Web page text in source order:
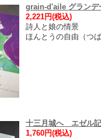
grain-d'aile グランデ
2,221円(税込)
詩人と娘の情景
ほんとうの自由（つ
十三月城へ エゼル記
1,760円(税込)